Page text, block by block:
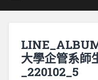
大學企管系師
_220102_5